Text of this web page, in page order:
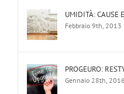
UMIDITÀ: CAUSE
Febbraio 9th, 2013
PROGEURO:
Gennaio 28th, 2016